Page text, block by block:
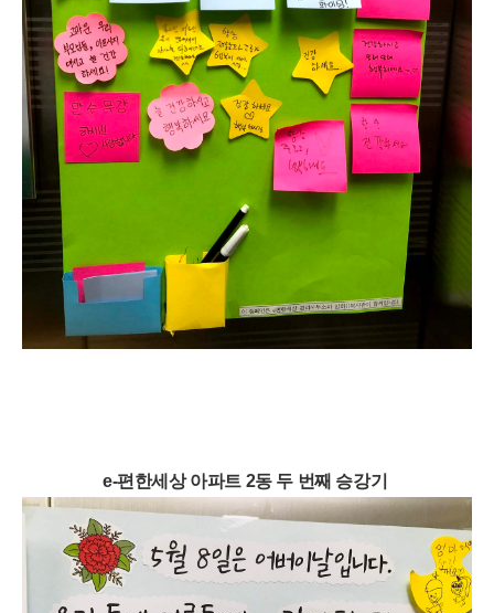
e-편한세상 아파트 2동 두 번째 승강기